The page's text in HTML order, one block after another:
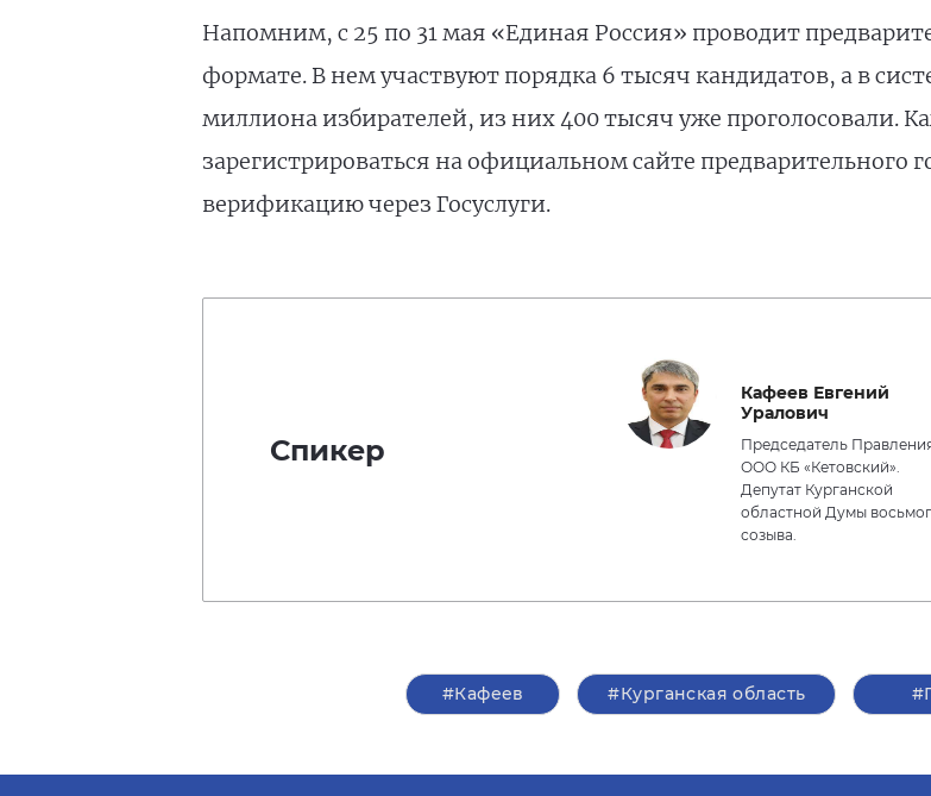
Напомним, с 25 по 31 мая «Единая Россия» проводит
формате. В нем участвуют порядка 6 тысяч кандидатов, а в
миллиона избирателей, из них 400 тысяч уже
зарегистрироваться на официальном сайте предварительного
верификацию через Госуслуги.
Спикер
Кафеев Евгений
Уралович
Председатель
ООО КБ «Кетовский».
Депутат Курганской
областной Думы
созыва.
#Кафеев #Курганская область